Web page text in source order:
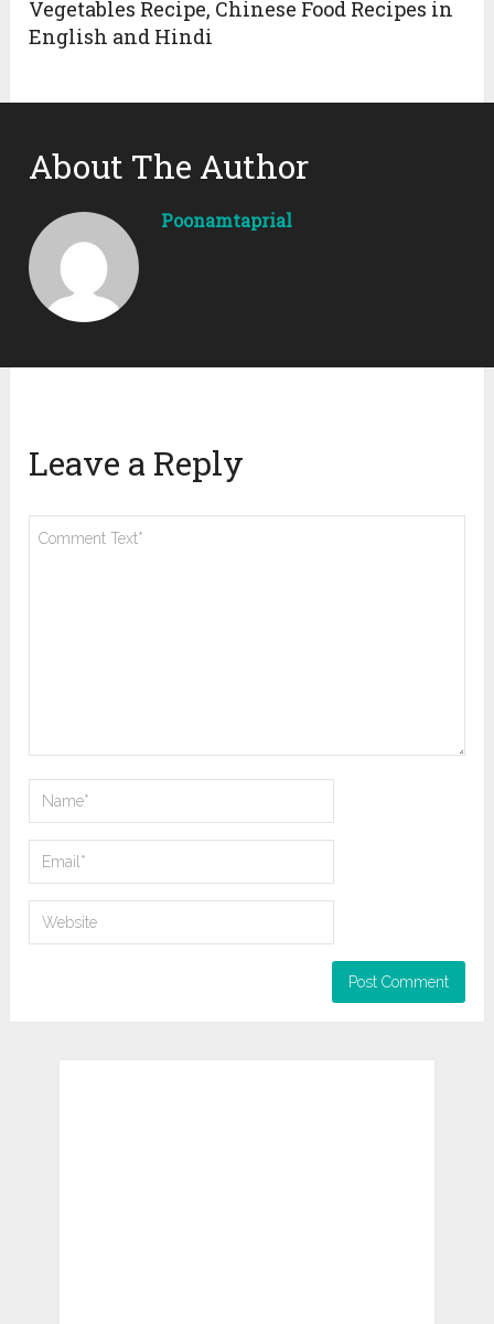
Vegetables Recipe, Chinese Food Recipes in
English and Hindi
About The Author
Poonamtaprial
Leave a Reply